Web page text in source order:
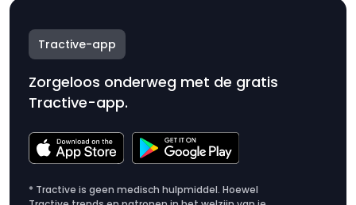
Tractive-app
Zorgeloos onderweg met de gratis
Tractive-app.
* Tractive is geen medisch hulpmiddel. Hoewel